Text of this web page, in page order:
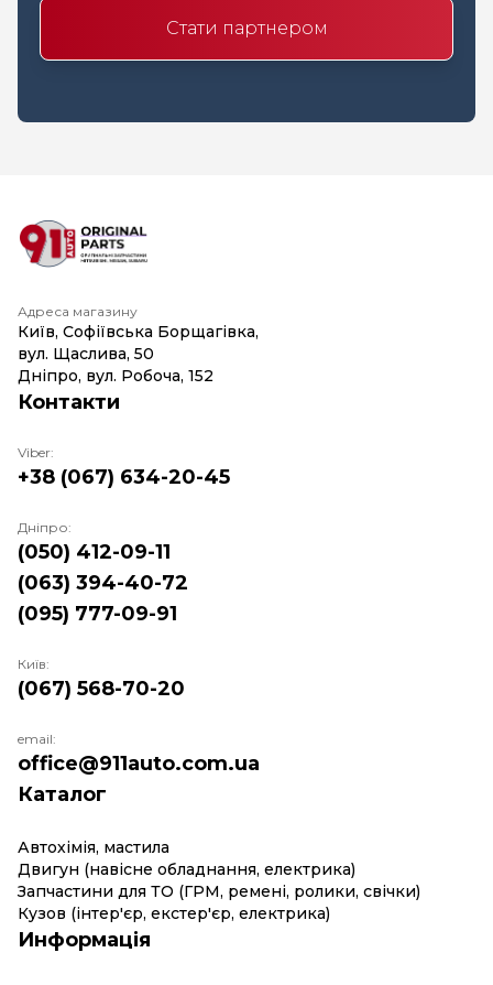
Стати партнером
Адреса магазину
Київ, Софіївська Борщагівка,
вул. Щаслива, 50
Дніпро, вул. Робоча, 152
Каталог
Автохімія, мастила
Двигун (навісне обладнання, електрика)
Запчастини для ТО (ГРМ, ремені, ролики, свічки)
Кузов (інтер'єр, екстер'єр, електрика)
Информація
Контакти
Viber:
+38 (067) 634-20-45
Дніпро:
(050) 412-09-11
(063) 394-40-72
(095) 777-09-91
Київ:
(067) 568-70-20
email:
office@911auto.com.ua